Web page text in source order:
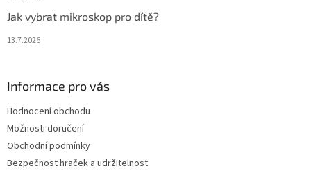
Jak vybrat mikroskop pro dítě?
13.7.2026
Informace pro vás
Hodnocení obchodu
Možnosti doručení
Obchodní podmínky
Bezpečnost hraček a udržitelnost